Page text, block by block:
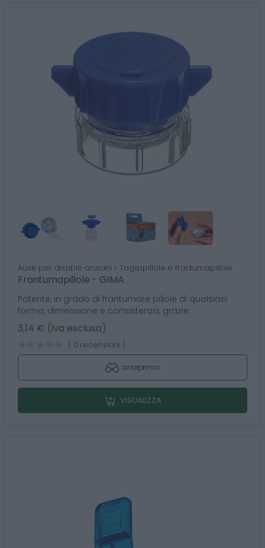
Ausili per disabili-anziani > Tagliapillole e frantumapillole
Frantumapillole - GIMA
Potente, in grado di frantumare pillole di qualsiasi
forma, dimensione e consistenza, grazie...
3,14 € (iva esclusa)
( 0 recensioni )
anteprima
VISUALIZZA